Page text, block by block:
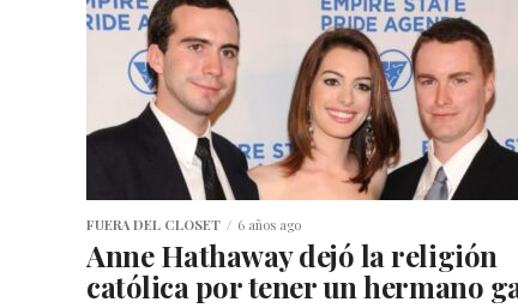
FUERA DEL CLOSET 6 años ago
Anne Hathaway dejó la religión
católica por tener un hermano